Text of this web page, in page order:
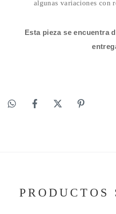
algunas variaciones con
Esta pieza se encuentra